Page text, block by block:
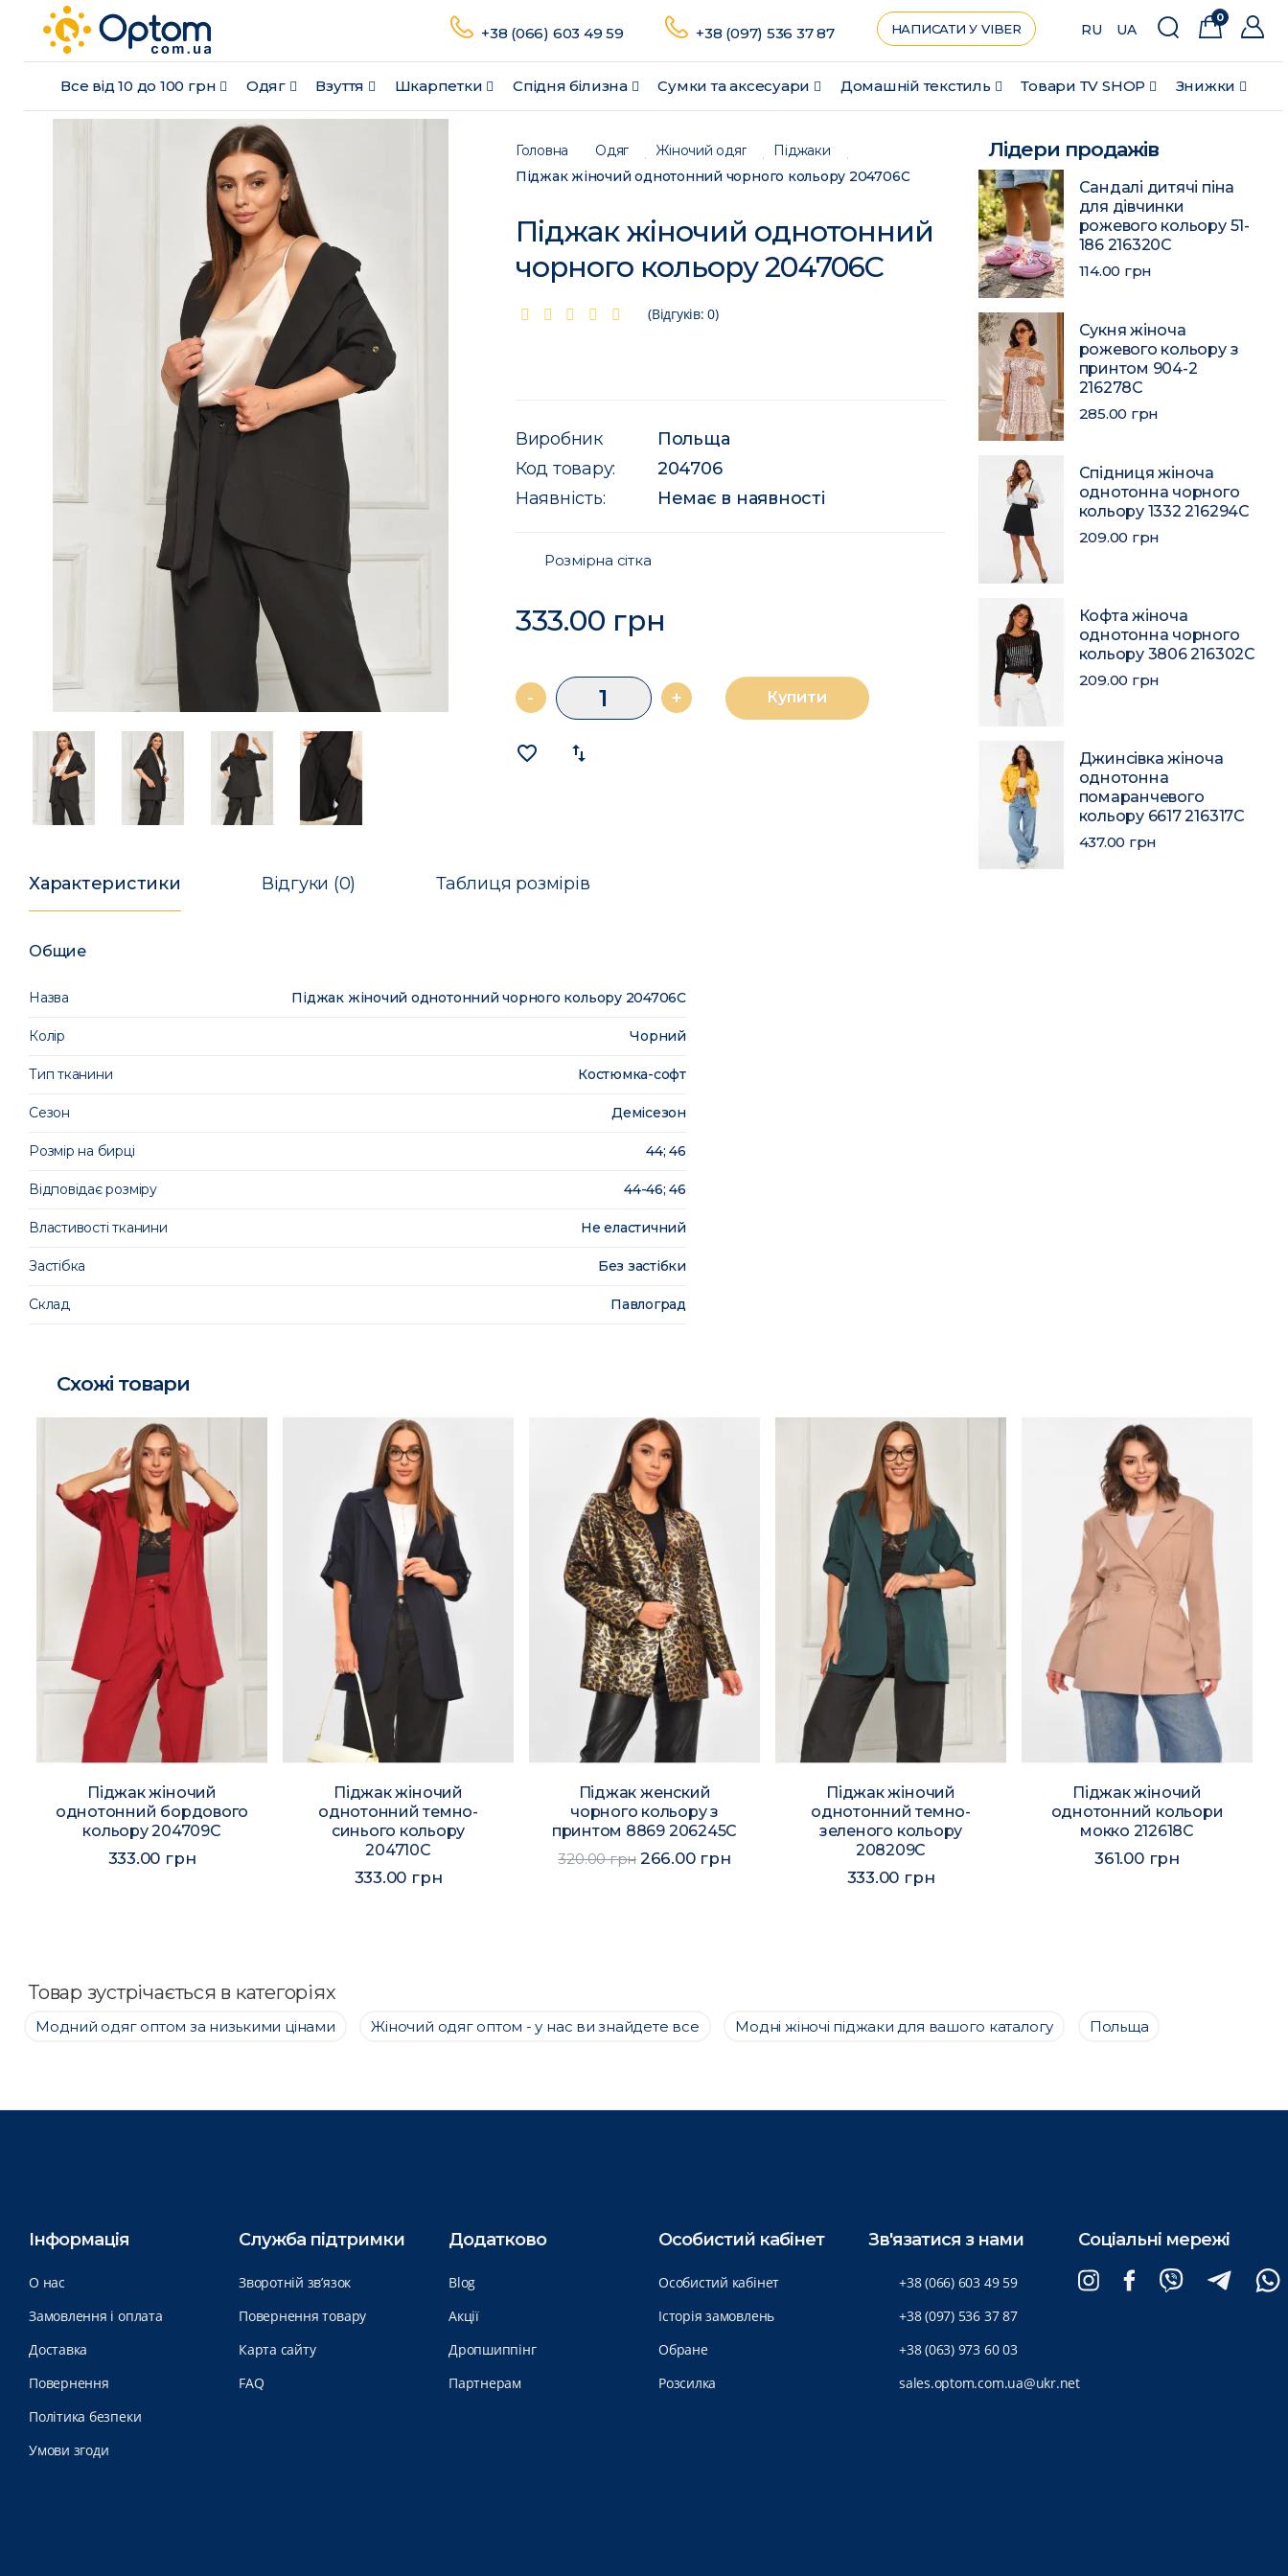
Все від 10 до 100 грн Одяг Взуття Шкарпетки Спідня білизна Сумки та аксесуари Домашній текстиль Товари ТV SHOP Знижки
+38 (066) 603 49 59 +38 (097) 536 37 87 НАПИСАТИ У VIBER RU UA
0
Головна Одяг Жіночий одяг
Піджаки
Піджак жіночий однотонний чорного кольору 204706C
Піджак жіночий однотонний
чорного кольору 204706C
(Відгуків: 0)
Виробник
Польща
Код товару:
204706
Наявність:
Немає в наявності
Розмірна сітка
333.00 грн
- + Купити
favorite_border import_export
Характеристики Відгуки (0) Таблиця розмірів
Общие
Назва Піджак жіночий однотонний чорного кольору 204706C
Колір Чорний
Тип тканини Костюмка-софт
Сезон Демісезон
Розмір на бирці 44; 46
Відповідає розміру 44-46; 46
Властивості тканини Не еластичний
Застібка Без застібки
Склад Павлоград
Лідери продажів
Сандалі дитячі піна
для дівчинки
рожевого кольору 51-
186 216320C
114.00 грн
Сукня жіноча
рожевого кольору з
принтом 904-2
216278C
285.00 грн
Спідниця жіноча
однотонна чорного
кольору 1332 216294C
209.00 грн
Кофта жіноча
однотонна чорного
кольору 3806 216302C
209.00 грн
Джинсівка жіноча
однотонна
помаранчевого
кольору 6617 216317C
437.00 грн
Схожі товари
Піджак жіночий
однотонний бордового
кольору 204709C
333.00 грн
Піджак жіночий
однотонний темно-
синього кольору
204710C
333.00 грн
Піджак женский
чорного кольору з
принтом 8869 206245C
320.00 грн 266.00 грн
Піджак жіночий
однотонний темно-
зеленого кольору
208209C
333.00 грн
Піджак жіночий
однотонний кольори
мокко 212618C
361.00 грн
Товар зустрічається в категоріях
Модний одяг оптом за низькими цінами Жіночий одяг оптом - у нас ви знайдете все Модні жіночі піджаки для вашого каталогу Польща
Інформація
О нас
Замовлення і оплата
Доставка
Повернення
Політика безпеки
Умови згоди
Служба підтримки
Зворотній зв’язок
Повернення товару
Карта сайту
FAQ
Додатково
Blog
Акції
Дропшиппінг
Партнерам
Особистий кабінет
Особистий кабінет
Історія замовлень
Обране
Розсилка
Зв'язатися з нами
+38 (066) 603 49 59
+38 (097) 536 37 87
+38 (063) 973 60 03
sales.optom.com.ua@ukr.net
Соціальні мережі